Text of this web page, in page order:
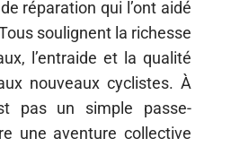
réparation qui l’ont aidé
soulignent la richesse
l’entraide et la qualité
nouveaux cyclistes. À
pas un simple passe-
une aventure collective